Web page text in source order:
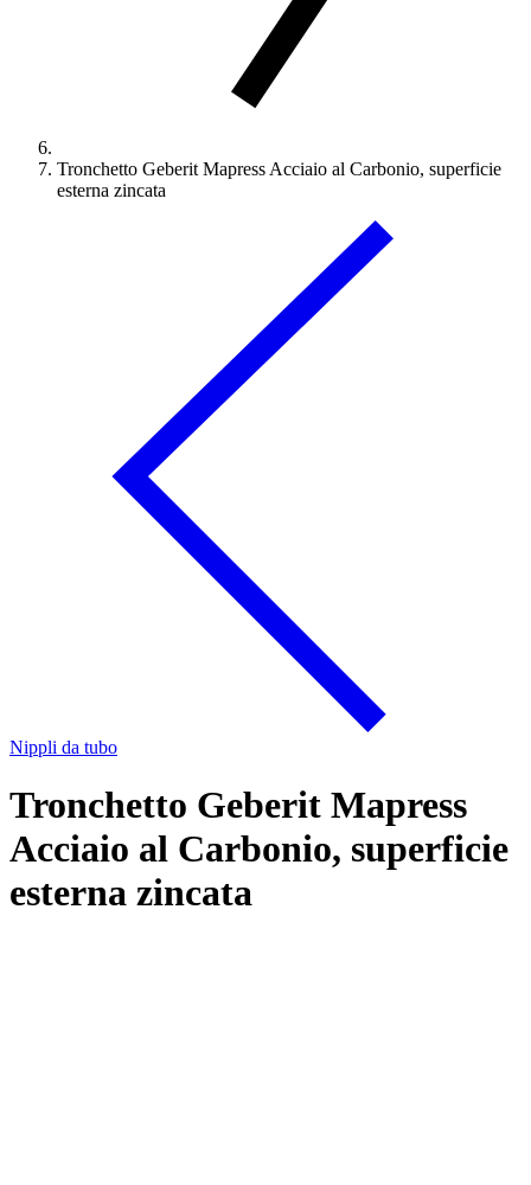
Tronchetto Geberit Mapress Acciaio al Carbonio, superficie
esterna zincata
Nippli da tubo
Tronchetto Geberit Mapress
Acciaio al Carbonio, superficie
esterna zincata